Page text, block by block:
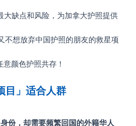
大缺点和风险，为加拿大护照提供
不想放弃中国护照的朋友的救星项
意颜色护照共存！
目」适合人群
份，却需要频繁回国的外籍华人